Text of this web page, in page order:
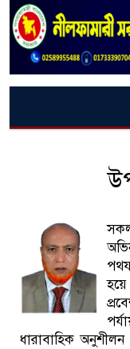
ধারাবাহিক অনুশীলন